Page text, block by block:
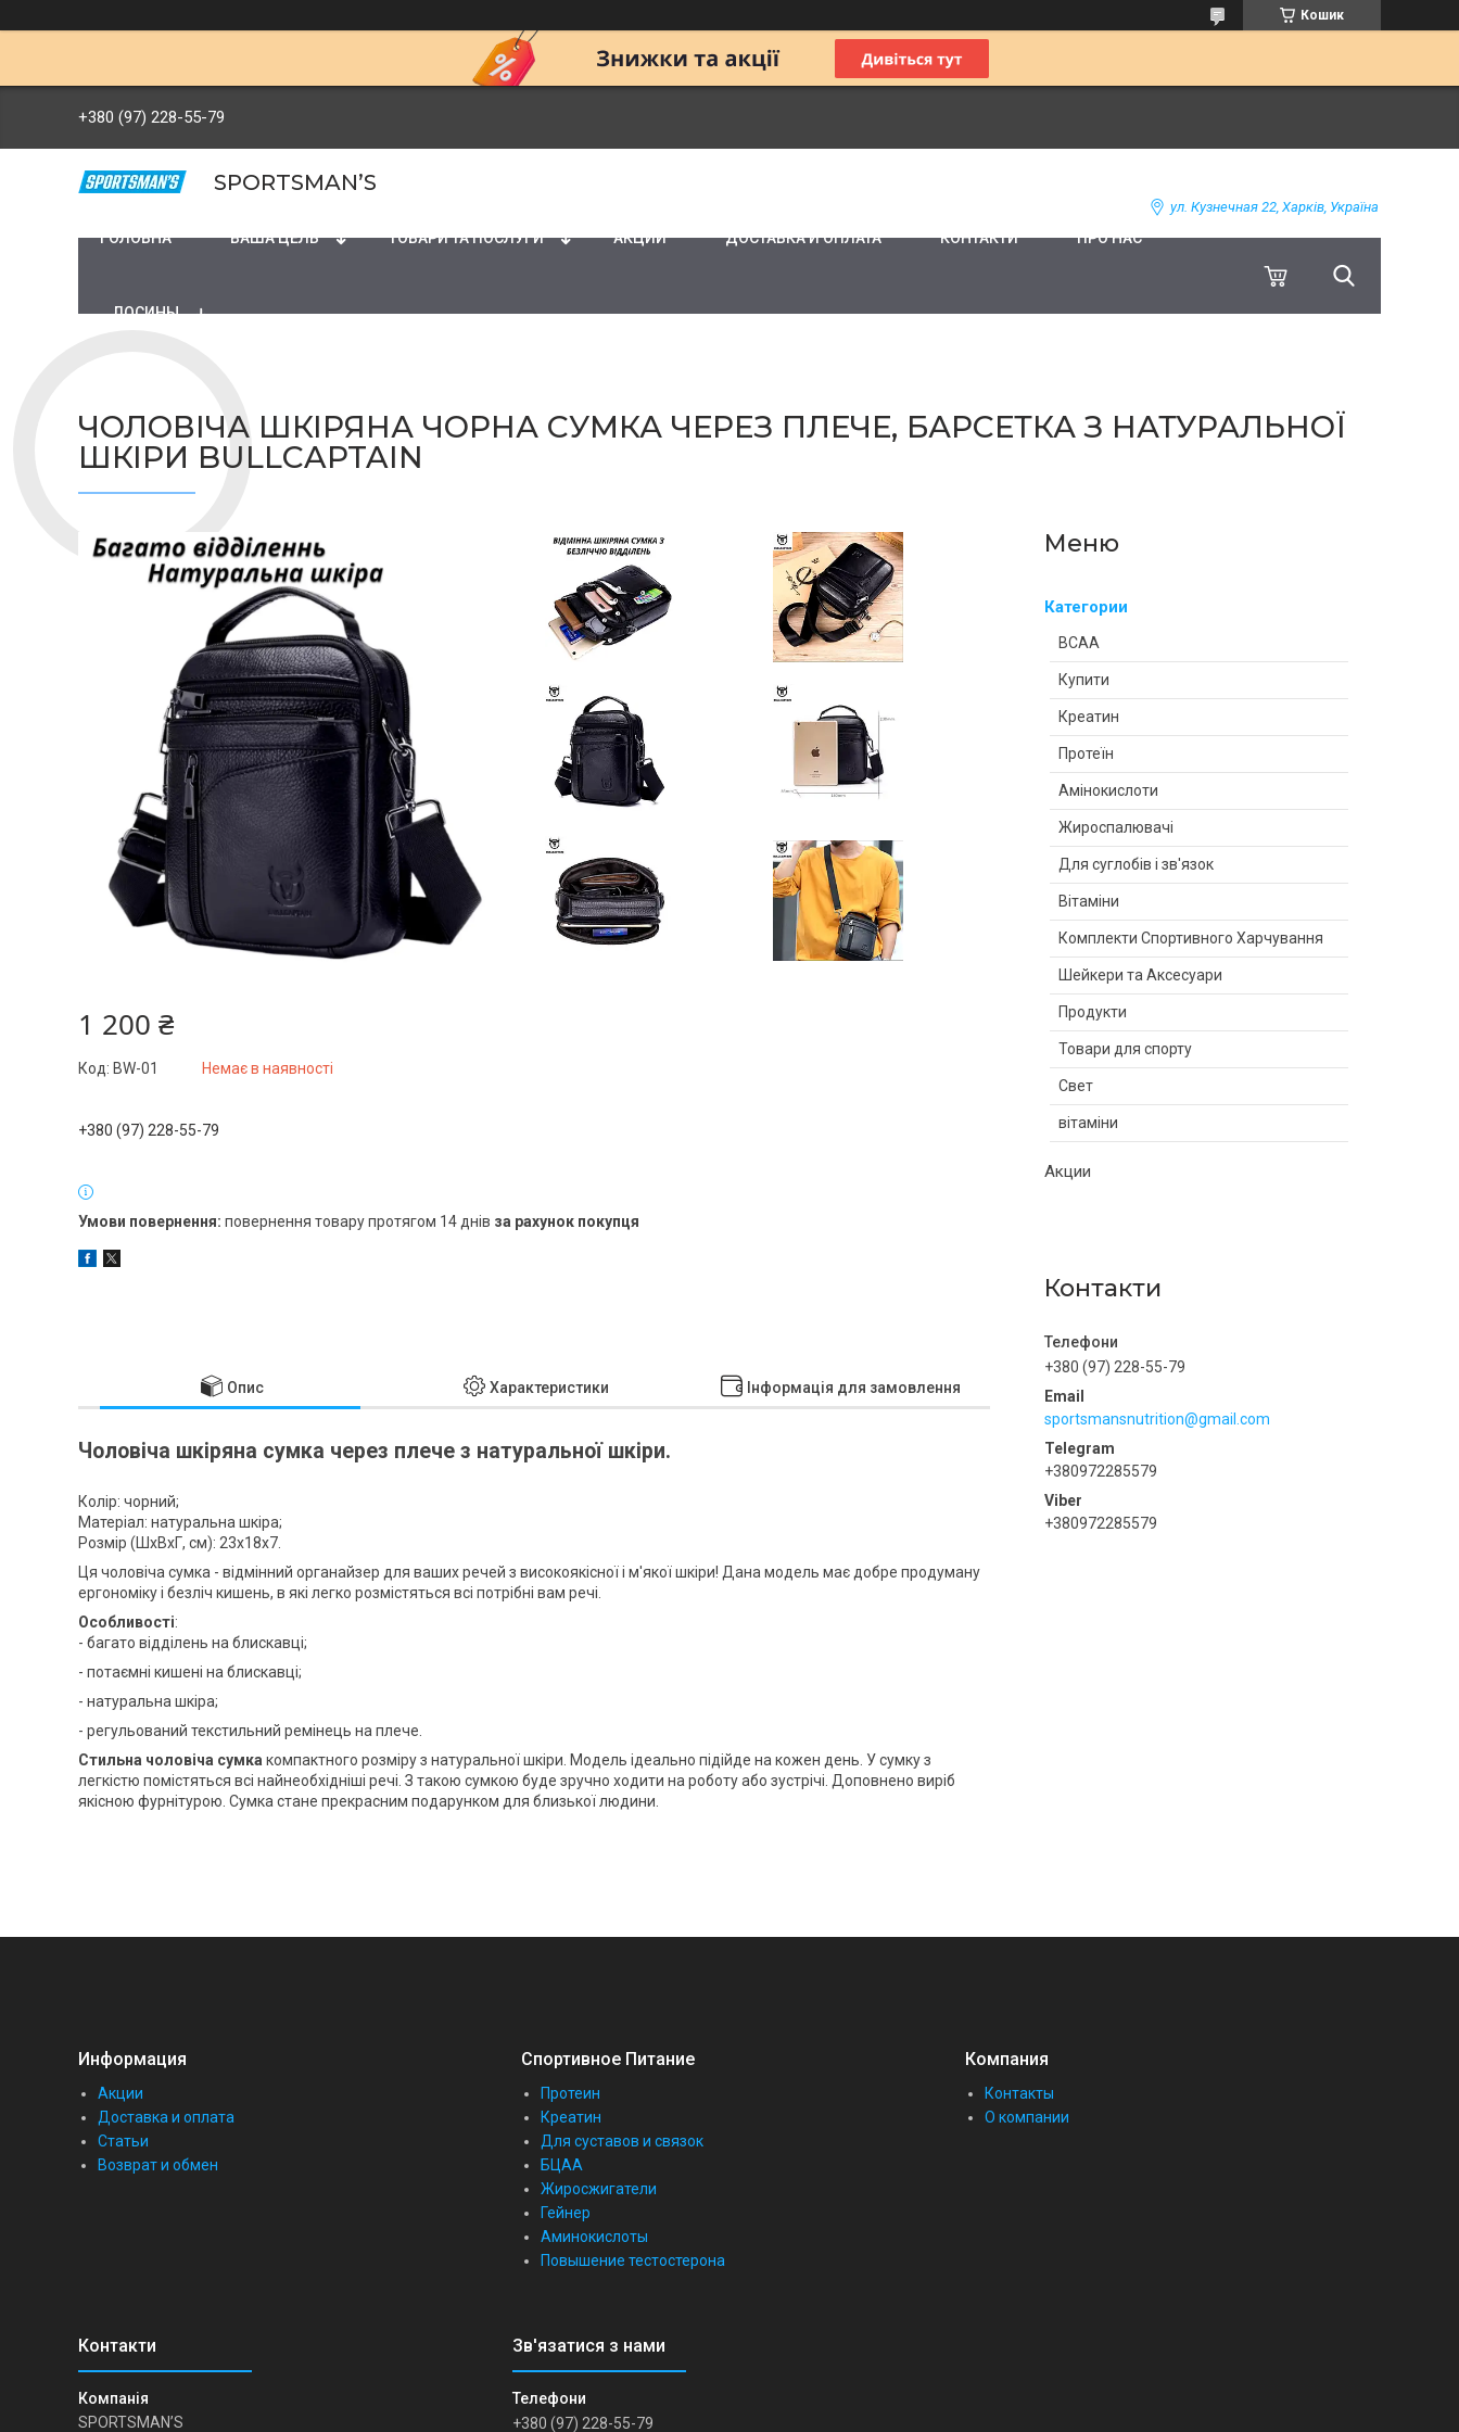
Кошик
+380 (97) 228-55-79
SPORTSMAN’S
ул. Кузнечная 22, Харків, Україна
ГОЛОВНА ВАША ЦЕЛЬ ТОВАРИ ТА ПОСЛУГИ АКЦИИ ДОСТАВКА И ОПЛАТА КОНТАКТИ ПРО НАС
ЛОСИНЫ
ЧОЛОВІЧА ШКІРЯНА ЧОРНА СУМКА ЧЕРЕЗ ПЛЕЧЕ, БАРСЕТКА З НАТУРАЛЬНОЇ
ШКІРИ BULLCAPTAIN
Категории
BCAA
Купити
Креатин
Протеїн
Амінокислоти
Жироспалювачі
Для суглобів і зв'язок
Вітаміни
Комплекти Спортивного Харчування
Шейкери та Аксесуари
Продукти
Товари для спорту
Свет
вітаміни
Акции
Контакти
+380 (97) 228-55-79
sportsmansnutrition@gmail.com
+380972285579
+380972285579
1 200 ₴
Немає в наявності
Код: BW-01
+380 (97) 228-55-79
повернення товару протягом 14 днів за рахунок покупця
Опис Характеристики Інформація для замовлення
Чоловіча шкіряна сумка через плече з натуральної шкіри.
Колір: чорний;
Матеріал: натуральна шкіра;
Розмір (ШхВхГ, см): 23х18х7.
Ця чоловіча сумка - відмінний органайзер для ваших речей з високоякісної і м'якої шкіри! Дана модель має добре продуману
ергономіку і безліч кишень, в які легко розмістяться всі потрібні вам речі.
Особливості:
- багато відділень на блискавці;
- потаємні кишені на блискавці;
- натуральна шкіра;
- регульований текстильний ремінець на плече.
Стильна чоловіча сумка компактного розміру з натуральної шкіри. Модель ідеально підійде на кожен день. У сумку з
легкістю помістяться всі найнеобхідніші речі. З такою сумкою буде зручно ходити на роботу або зустрічі. Доповнено виріб
якісною фурнітурою. Сумка стане прекрасним подарунком для близької людини.
Информация
Акции
Доставка и оплата
Статьи
Возврат и обмен
Спортивное Питание
Протеин
Креатин
Для суставов и связок
БЦАА
Жиросжигатели
Гейнер
Аминокислоты
Повышение тестостерона
Компания
Контакты
О компании
SPORTSMAN’S +380 (97) 228-55-79